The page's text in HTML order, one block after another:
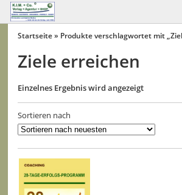
Startseite» Produkte verschlagwortet mit
Ziele erreichen
Einzelnes Ergebnis wird angezeigt
Sortieren nach